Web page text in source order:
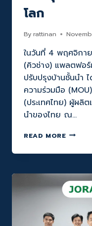
ครั้ง
ใหญ่
รวม
ช่าง
ใจ
สั่ง
มา
ตาม
กิจ
ชัดเจน
การ
เป็น
BACK
ให้
กับ
โลก
By rattinan
ในวันที่ 4 พฤศจิกา
(คิวช่าง) แพลตฟอร์
ปรับปรุงบ้านชั้นนำ
ความร่วมมือ
(ประเทศไทย) ผู้ผลิ
นำของไทย ณ…
READ MOREQ-
จับ
AIR
ยก
ทักษะ
ฝีมือ